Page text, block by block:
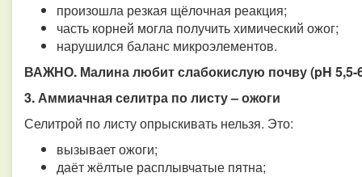
произошла резкая щёлочная реакция;
часть корней могла получить химический ожог;
нарушился баланс микроэлементов.
ВАЖНО. Малина любит слабокислую почву (pH 5,5-
3.Аммиачная селитра по листу – ожоги
Селитрой по листу опрыскивать нельзя. Это:
вызывает ожоги;
даёт жёлтые расплывчатые пятна;